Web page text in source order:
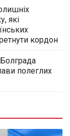
які
кордон
полеглих